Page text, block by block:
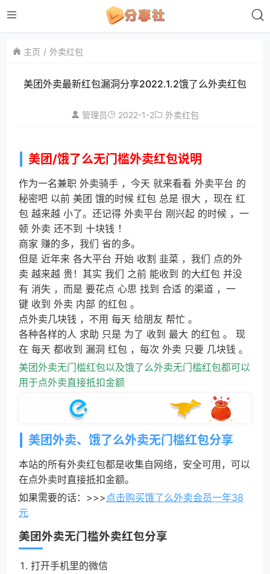
主页 外卖红包
美团外卖最新红包漏洞分享2022.1.2饿了么外卖红包
管理员 2022-1-2 外卖红包
美团/饿了么无门槛外卖红包说明
作为一名兼职 外卖骑手 ， 今天 就来看看 外卖平台 的
秘密吧 以前 美团 饿的时候 红包 总是 很大 ， 现在 红
包 越来越 小了。 还记得 外卖平台 刚 兴起 的时候 ， 一
顿 外卖 还不到 十块钱 ！
商家 赚的多， 我们 省的多。
但是 近年来 各大平台 开始 收割 韭菜 ， 我们 点的外
卖 越来越 贵！ 其实 我们 之前 能收到 的大红包 并没
有 消失 ， 而是 要花点 心思 找到 合适 的渠道 ， 一
键 收到 外卖 内部 的红包 。
点外卖几块钱 ， 不用 每天 给朋友 帮忙 。
各种各样的人 求助 只是 为了 收到 最大 的红包 。 现
在 每天 都收到 漏洞 红包 ， 每次 外卖 只要 几块钱 。
美团外卖无门槛红包以及饿了么外卖无门槛红包都可以
用于点外卖直接抵扣金额
美团外卖、饿了么外卖无门槛红包分享
本站的所有外卖红包都是收集自网络，安全可用，可以
在点外卖时直接抵扣金额。
如果需要的话：>>> 点击购买饿了么外卖会员一年38
元
美团外卖无门槛外卖红包分享
打开手机里的微信